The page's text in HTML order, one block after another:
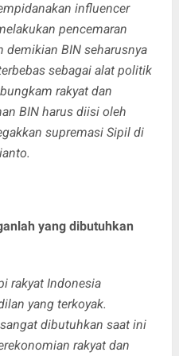
influencer
pencemaran
demikian BIN seharusnya
sebagai alat politik
rakyat dan
BIN harus diisi oleh
supremasi Sipil di
yang dibutuhkan
rakyat Indonesia
yang terkoyak.
dibutuhkan saat ini
rakyat dan